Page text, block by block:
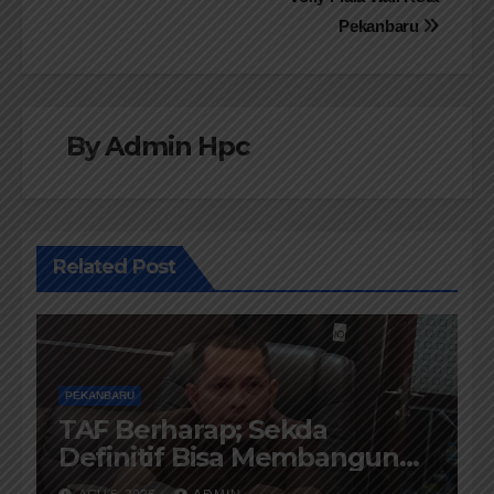
Pekanbaru
ByAdmin Hpc
Related Post
PEKANBARU
TAF Berharap; Sekda
Definitif Bisa Membangun
Komunikasi Antara Eksekutif